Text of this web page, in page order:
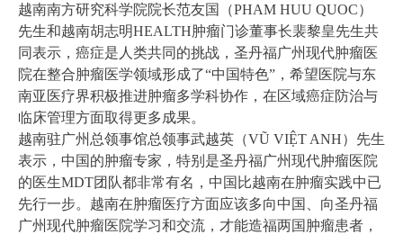
越南南方研究科学院院长范友国（PHAM HUU QUOC）
先生和越南胡志明HEALTH肿瘤门诊董事长裴黎皇先生共
同表示，癌症是人类共同的挑战，圣丹福广州现代肿瘤医
院在整合肿瘤医学领域形成了“中国特色”，希望医院与东
南亚医疗界积极推进肿瘤多学科协作，在区域癌症防治与
临床管理方面取得更多成果。
越南驻广州总领事馆总领事武越英（VŨ VIỆT ANH）先生
表示，中国的肿瘤专家，特别是圣丹福广州现代肿瘤医院
的医生MDT团队都非常有名，中国比越南在肿瘤实践中已
先行一步。越南在肿瘤医疗方面应该多向中国、向圣丹福
广州现代肿瘤医院学习和交流，才能造福两国肿瘤患者，